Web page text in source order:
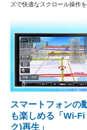
ズで快適なスクロール操作を
スマートフォンの
も楽しめる「Wi-
ク)再生」